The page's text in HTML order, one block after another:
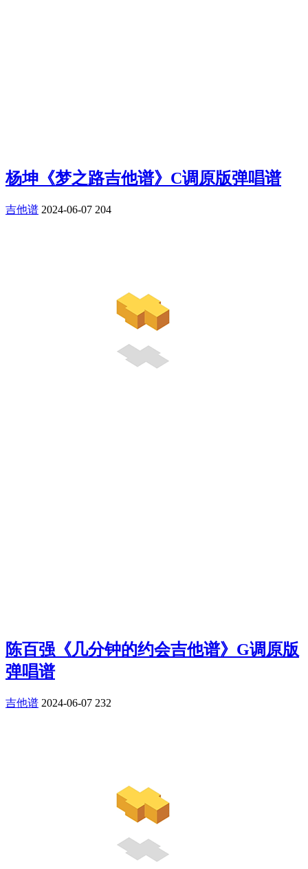
杨坤《梦之路吉他谱》C调原版弹唱谱
吉他谱 2024-06-07 204
陈百强《几分钟的约会吉他谱》G调原版
弹唱谱
吉他谱 2024-06-07 232